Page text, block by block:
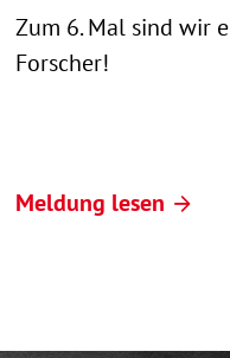
Zum 6. Mal sind wir
Forscher!
Meldung lesen